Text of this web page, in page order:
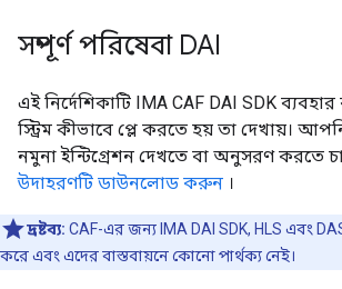
সম্পূর্ণ পরিষেবা DAI
এই নির্দেশিকাটি IMA CAF DAI SDK
স্ট্রিম কীভাবে প্লে করতে হয় তা দেখায়।
নমুনা ইন্টিগ্রেশন দেখতে বা অনুসরণ করতে
উদাহরণটি ডাউনলোড করুন ।
দ্রষ্টব্য: CAF-এর জন্য IMA DAI SDK, HLS এবং
করে এবং এদের বাস্তবায়নে কোনো পার্থক্য নেই।